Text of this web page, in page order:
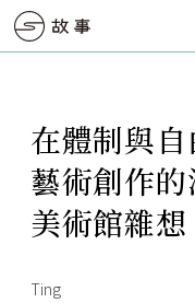
在體制與
藝術創作
美術館雜想
Ting